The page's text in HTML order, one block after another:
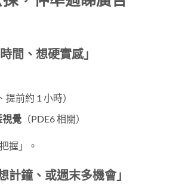
間、想硬實感」
前約 1 小時）
視覺（PDE6 相關）
握」。
計鐘、或週末多機會」